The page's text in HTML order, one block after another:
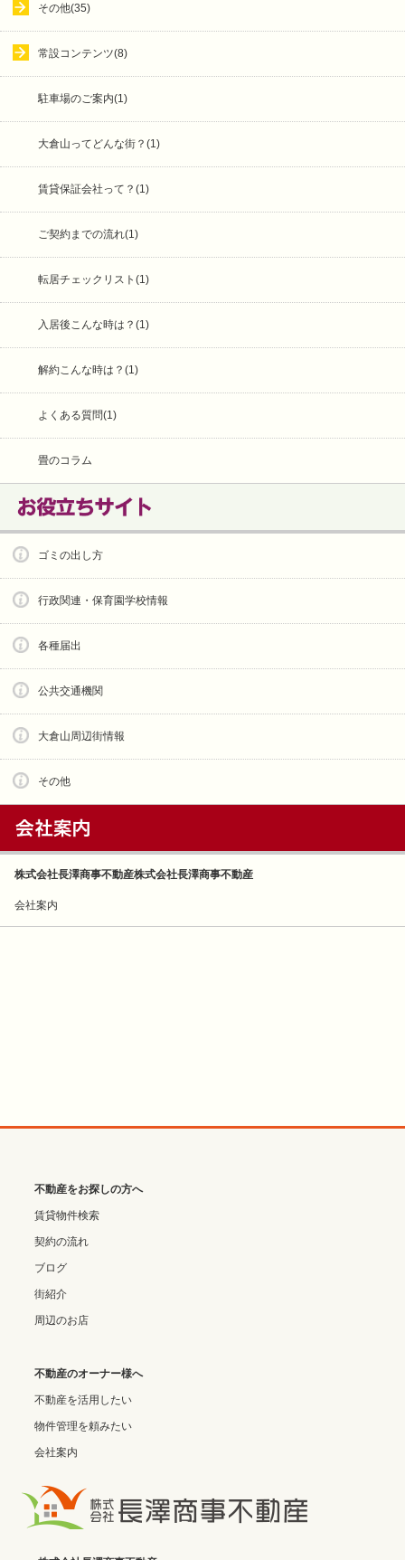
その他(35)
常設コンテンツ(8)
駐車場のご案内(1)
大倉山ってどんな街？(1)
賃貸保証会社って？(1)
ご契約までの流れ(1)
転居チェックリスト(1)
入居後こんな時は？(1)
解約こんな時は？(1)
よくある質問(1)
畳のコラム
ゴミの出し方
行政関連・保育園学校情報
各種届出
公共交通機関
大倉山周辺街情報
その他
株式会社長澤商事不動産株式会社長澤商事不動産
会社案内
不動産をお探しの方へ
賃貸物件検索
契約の流れ
ブログ
街紹介
周辺のお店
不動産のオーナー様へ
不動産を活用したい
物件管理を頼みたい
会社案内